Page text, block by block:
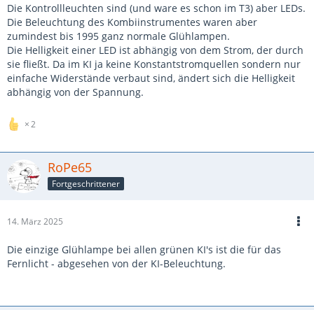
Die Kontrollleuchten sind (und ware es schon im T3) aber LEDs.
Die Beleuchtung des Kombiinstrumentes waren aber
zumindest bis 1995 ganz normale Glühlampen.
Die Helligkeit einer LED ist abhängig von dem Strom, der durch
sie fließt. Da im KI ja keine Konstantstromquellen sondern nur
einfache Widerstände verbaut sind, ändert sich die Helligkeit
abhängig von der Spannung.
2
RoPe65
Fortgeschrittener
14. März 2025
Die einzige Glühlampe bei allen grünen KI's ist die für das
Fernlicht - abgesehen von der KI-Beleuchtung.